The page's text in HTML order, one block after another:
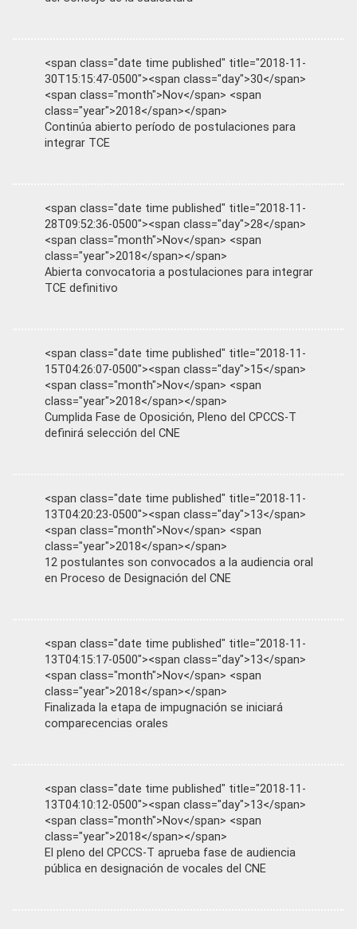
<span class="date time published" title="2018-11-
30T15:15:47-0500"><span class="day">30</span>
<span class="month">Nov</span> <span
class="year">2018</span></span>
Continúa abierto período de postulaciones para
integrar TCE
<span class="date time published" title="2018-11-
28T09:52:36-0500"><span class="day">28</span>
<span class="month">Nov</span> <span
class="year">2018</span></span>
Abierta convocatoria a postulaciones para integrar
TCE definitivo
<span class="date time published" title="2018-11-
15T04:26:07-0500"><span class="day">15</span>
<span class="month">Nov</span> <span
class="year">2018</span></span>
Cumplida Fase de Oposición, Pleno del CPCCS-T
definirá selección del CNE
<span class="date time published" title="2018-11-
13T04:20:23-0500"><span class="day">13</span>
<span class="month">Nov</span> <span
class="year">2018</span></span>
12 postulantes son convocados a la audiencia oral
en Proceso de Designación del CNE
<span class="date time published" title="2018-11-
13T04:15:17-0500"><span class="day">13</span>
<span class="month">Nov</span> <span
class="year">2018</span></span>
Finalizada la etapa de impugnación se iniciará
comparecencias orales
<span class="date time published" title="2018-11-
13T04:10:12-0500"><span class="day">13</span>
<span class="month">Nov</span> <span
class="year">2018</span></span>
El pleno del CPCCS-T aprueba fase de audiencia
pública en designación de vocales del CNE